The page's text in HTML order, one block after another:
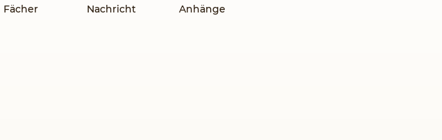
Fächer Nachricht Anhänge